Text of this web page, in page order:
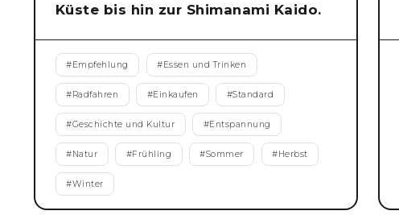
Küste bis hin zur Shimanami Kaido.
#Empfehlung #Essen und Trinken
#Radfahren #Einkaufen #Standard
#Geschichte und Kultur #Entspannung
#Natur #Frühling #Sommer #Herbst
#Winter